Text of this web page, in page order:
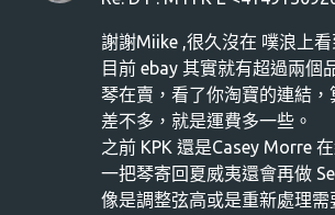
謝謝Miike ,很久沒在 噗浪上看
目前 ebay 其實就有超過兩個
琴在賣，看了你淘寶的連結，
差不多，就是運費多一些。
之前 KPK 還是Casey Morre
一把琴寄回夏威夷還會再做
像是調整弦高或是重新處理需